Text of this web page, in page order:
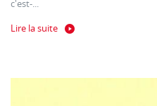
c'est-...
Lire la suite